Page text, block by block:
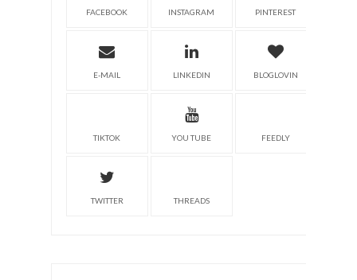
FACEBOOK INSTAGRAM PINTEREST
E-MAIL LINKEDIN BLOGLOVIN
TIKTOK YOU TUBE FEEDLY
TWITTER THREADS